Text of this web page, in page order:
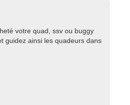
votre quad, ssv ou buggy
guidez ainsi les quadeurs dans